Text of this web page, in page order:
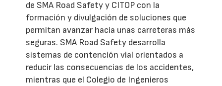
de SMA Road Safety y CITOP con la
formación y divulgación de soluciones que
permitan avanzar hacia unas carreteras más
seguras. SMA Road Safety desarrolla
sistemas de contención vial orientados a
reducir las consecuencias de los accidentes,
mientras que el Colegio de Ingenieros